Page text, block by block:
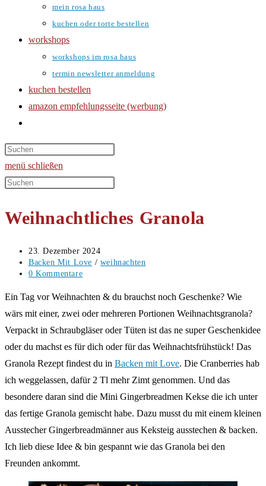
mein rosa haus
kuchen oder torte bestellen
workshops
workshops im rosa haus
termin newsletter anmeldung
kuchen bestellen
amazon empfehlungsseite (werbung)
umschalten
menü schließen
Diese
durchsuchen
Weihnachtliches Granola
Beitrag
veröffentlicht:
23. Dezember 2024
Beitrags-
Kategorie:
Backen Mit Love / weihnachten
Beitrags-
0 Kommentare
Ein Tag vor Weihnachten & du brauchst noch Geschenke? Wie
wärs mit einer, zwei oder mehreren Portionen Weihnachtsgranola?
Verpackt in Schraubgläser oder Tüten ist das ne super Geschenkidee
oder du machst es für dich oder für das Weihnachtsfrühstück! Das
Granola Rezept findest du in Backen mit Love. Die Cranberries hab
ich weggelassen, dafür 2 Tl mehr Zimt genommen. Und das
besondere daran sind die Mini Gingerbreadmen Kekse die ich unter
das fertige Granola gemischt habe. Dazu musst du mit einem kleinen
Ausstecher Gingerbreadmänner aus Keksteig ausstechen & backen.
Ich lieb diese Idee & bin gespannt wie das Granola bei den
Freunden ankommt.